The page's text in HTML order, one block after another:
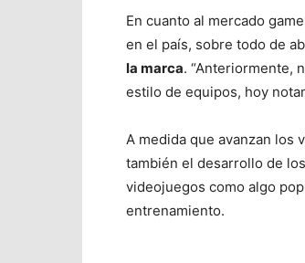
En cuanto al mercado
en el país, sobre todo de
la marca. “Anteriormente,
estilo de equipos, hoy
A medida que avanzan los
también el desarrollo de
videojuegos como algo
entrenamiento.